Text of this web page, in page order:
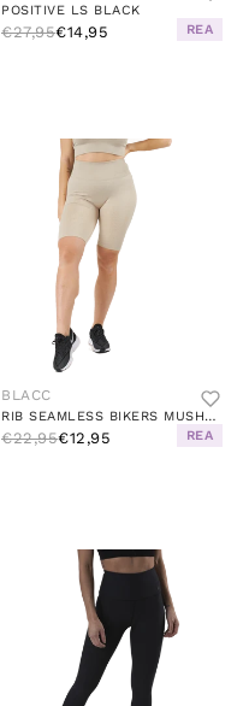
POSITIVE LS BLACK
€27,95€14,95 REA
BLACC
RIB SEAMLESS BIKERS MUSHROOM
€22,95€12,95 REA